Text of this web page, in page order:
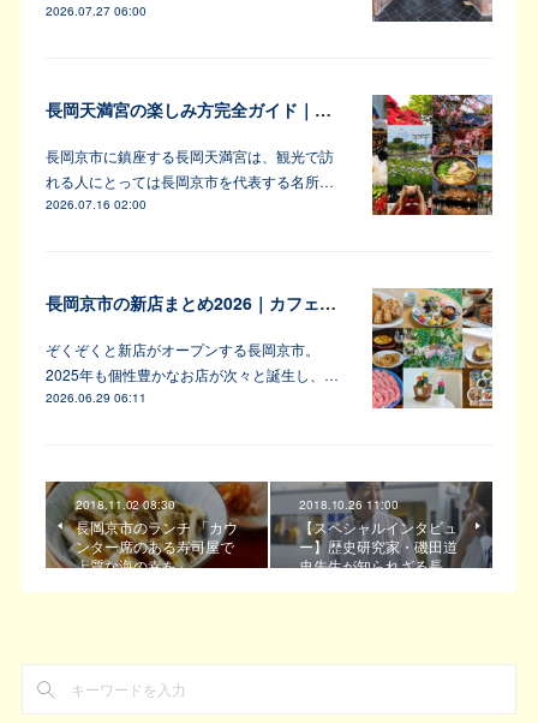
2026.07.27 06:00
長岡天満宮の楽しみ方完全ガイド｜アンバサダーが教えます！
長岡京市に鎮座する長岡天満宮は、観光で訪
れる人にとっては長岡京市を代表する名所…
2026.07.16 02:00
長岡京市の新店まとめ2026｜カフェ・居酒屋・韓国料理など注目6軒
ぞくぞくと新店がオープンする長岡京市。
2025年も個性豊かなお店が次々と誕生し、…
2026.06.29 06:11
2018.11.02 08:30
長岡京市のランチ 「カウ
ンター席のある寿司屋で
上質な海の幸を」
2018.10.26 11:00
【スペシャルインタビュ
ー】歴史研究家・磯田道
史先生が知られざる長…